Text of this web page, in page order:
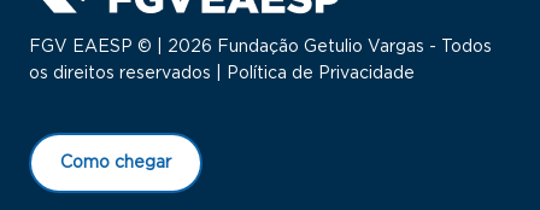
FGV EAESP © | 2026 Fundação Getulio Vargas - Todos
os direitos reservados |
Política de Privacidade
Como chegar